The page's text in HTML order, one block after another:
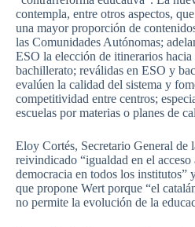
contempla, entre otros aspectos,
una mayor proporción de
las Comunidades Autónomas;
ESO la elección de itinerarios hacia
bachillerato; reválidas en ESO y
evalúen la calidad del sistema y
competitividad entre centros;
escuelas por materias o planes de
Eloy Cortés, Secretario General de
reivindicado “igualdad en el
democracia en todos los institutos”
que propone Wert porque “el
no permite la evolución de la